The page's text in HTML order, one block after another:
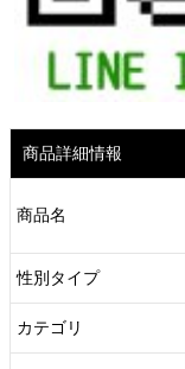
商品詳細情報
商品名
性別タイプ
カテゴリ